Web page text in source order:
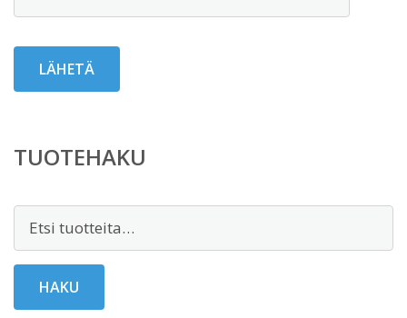
TUOTEHAKU
Etsi:
HAKU